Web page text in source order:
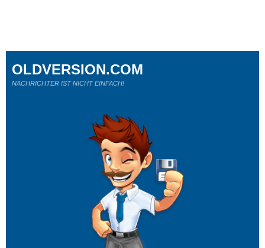
OLDVERSION.COM
NACHRICHTER IST NICHT EINFACH!